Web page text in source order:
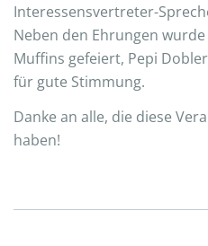
Interessensvertreter-
Neben den Ehrungen
Muffins gefeiert, Pepi
für gute Stimmung.
Danke an alle, die diese
haben!